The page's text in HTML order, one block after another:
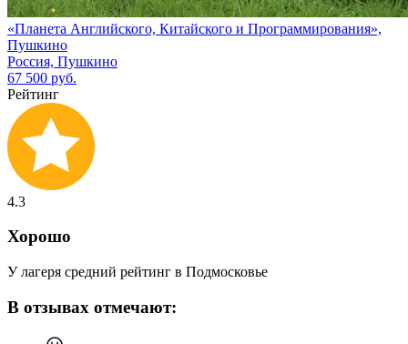
«Планета Английского, Китайского и Программирования»,
Пушкино
Россия, Пушкино
67 500 руб.
Рейтинг
4.3
Хорошо
У лагеря средний рейтинг в Подмосковье
В отзывах отмечают: